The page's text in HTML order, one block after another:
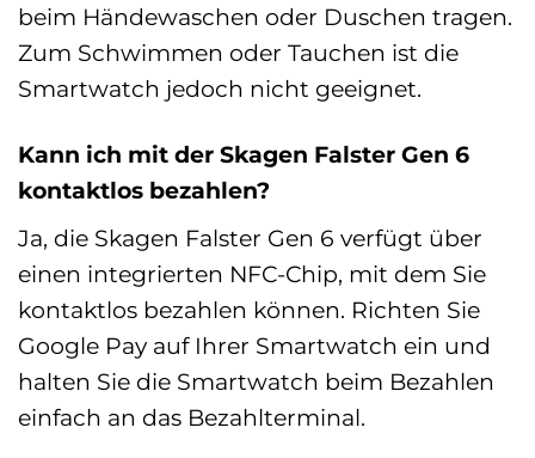
beim Händewaschen oder Duschen tragen.
Zum Schwimmen oder Tauchen ist die
Smartwatch jedoch nicht geeignet.
Kann ich mit der Skagen Falster Gen 6
kontaktlos bezahlen?
Ja, die Skagen Falster Gen 6 verfügt über
einen integrierten NFC-Chip, mit dem Sie
kontaktlos bezahlen können. Richten Sie
Google Pay auf Ihrer Smartwatch ein und
halten Sie die Smartwatch beim Bezahlen
einfach an das Bezahlterminal.